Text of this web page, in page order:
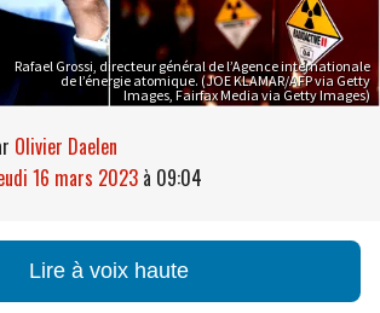
Rafael Grossi, directeur général de l’Agence internationale
de l’énergie atomique. (JOE KLAMAR/AFP via Getty
Images, Fairfax Media via Getty Images)
Olivier Daelen
16 mars 2023 à 09:04
Lire à voix haute